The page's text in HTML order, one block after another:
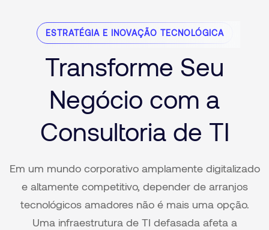
ESTRATÉGIA E INOVAÇÃO TECNOLÓGICA
Transforme Seu
Negócio com a
Consultoria de TI
Em um mundo corporativo amplamente digitalizado
e altamente competitivo, depender de arranjos
tecnológicos amadores não é mais uma opção.
Uma infraestrutura de TI defasada afeta a